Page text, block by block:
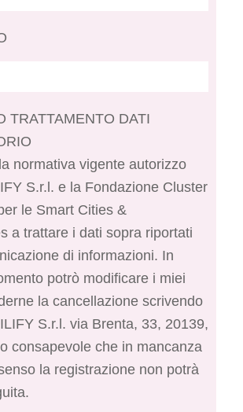
TRATTAMENTO DATI
normativa vigente autorizzo
S.r.l. e la Fondazione Cluster
le Smart Cities &
a trattare i dati sopra riportati
di informazioni. In
potrò modificare i miei
la cancellazione scrivendo
S.r.l. via Brenta, 33, 20139,
consapevole che in mancanza
la registrazione non potrà